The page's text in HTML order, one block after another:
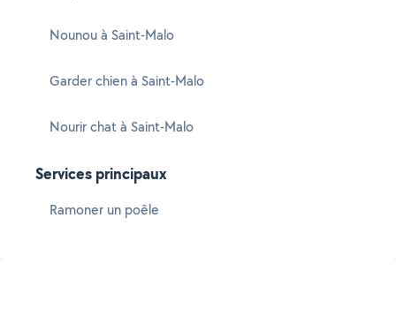
Nounou à Saint-Malo
Garder chien à Saint-Malo
Nourir chat à Saint-Malo
Services principaux
Ramoner un poêle